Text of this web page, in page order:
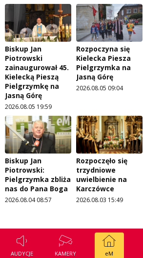
AUDYCJE KAMERY eM
Biskup Jan
Piotrowski
zainaugurował 45.
Kielecką Pieszą
Pielgrzymkę na
Jasną Górę
2026.08.05 19:59
Rozpoczyna się
Kielecka Piesza
Pielgrzymka na
Jasną Górę
2026.08.05 09:04
Biskup Jan
Piotrowski:
Pielgrzymka zbliża
nas do Pana Boga
2026.08.04 08:57
Rozpoczęło się
trzydniowe
uwielbienie na
Karczówce
2026.08.03 15:49